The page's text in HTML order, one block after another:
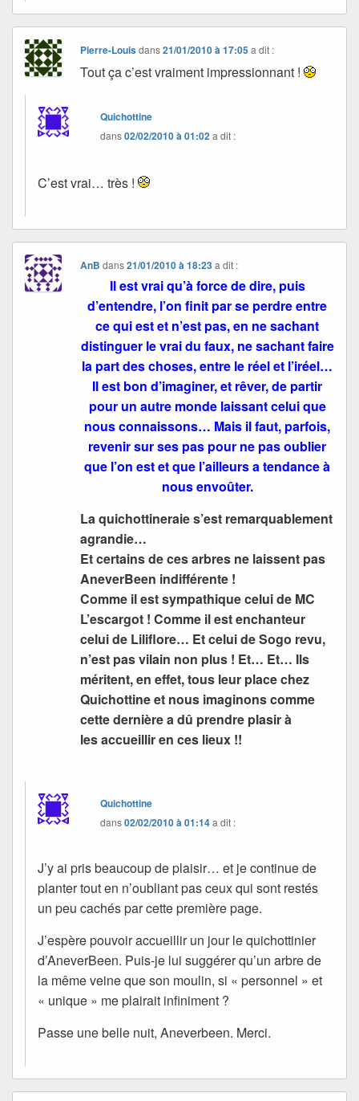
Pierre-Louisdans21/01/2010 à 17:05 a dit :
Tout ça c’est vraiment impressionnant !
Quichottine
dans02/02/2010 à 01:02a dit :
C’est vrai… très !
AnB dans21/01/2010 à 18:23 a dit :
Il est vrai qu’à force de dire, puis
d’entendre, l’on finit par se perdre entre
ce qui est et n’est pas, en ne sachant
distinguer le vrai du faux, ne sachant faire
la part des choses, entre le réel et l’iréel…
Il est bon d’imaginer, et rêver, de partir
pour un autre monde laissant celui que
nous connaissons… Mais il faut, parfois,
revenir sur ses pas pour ne pas oublier
que l’on est et que l’ailleurs a tendance à
nous envoûter.
La quichottineraie s’est remarquablement
agrandie…
Et certains de ces arbres ne laissent pas
AneverBeen indifférente !
Comme il est sympathique celui de MC
L’escargot ! Comme il est enchanteur
celui de Liliflore… Et celui de Sogo revu,
n’est pas vilain non plus ! Et… Et… Ils
méritent, en effet, tous leur place chez
Quichottine et nous imaginons comme
cette dernière a dû prendre plasir à
les accueillir en ces lieux !!
Quichottine
dans02/02/2010 à 01:14a dit :
J’y ai pris beaucoup de plaisir… et je continue de
planter tout en n’oubliant pas ceux qui sont restés
un peu cachés par cette première page.
J’espère pouvoir accueillir un jour le quichottinier
d’AneverBeen. Puis-je lui suggérer qu’un arbre de
la même veine que son moulin, si « personnel » et
« unique » me plairait infiniment ?
Passe une belle nuit, Aneverbeen. Merci.